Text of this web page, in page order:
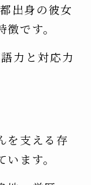
出身の彼女
です。
力と対応力
を支える存
ます。